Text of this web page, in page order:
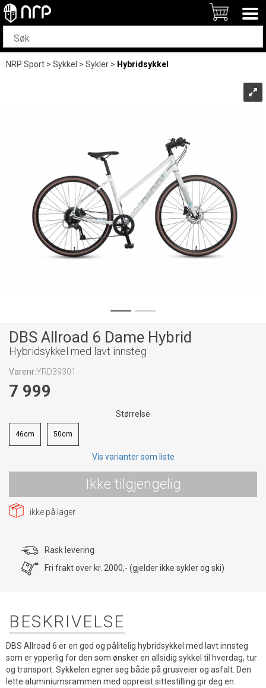
NRP Sport>Sykkel >Sykler> Hybridsykkel
DBS Allroad 6 Dame Hybrid
Hybridsykkel med lavt innsteg
Varenr:YRD39301
7 999
Størrelse
46cm 50cm
Vis varianter som liste
Ikke tilgjengelig
ikke på lager
Rask levering
Fri frakt over kr. 2000,- (gjelder ikke sykler og ski)
BESKRIVELSE
DBS Allroad 6 er en god og pålitelig hybridsykkel med lavt innsteg
som er ypperlig for den som ønsker en allsidig sykkel til hverdag, tur
og transport. Sykkelen egner seg både på grusveier og asfalt. Den
lette aluminiumsrammen med oppreist sittestilling gir deg en